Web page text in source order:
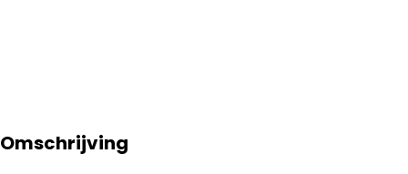
Omschrijving